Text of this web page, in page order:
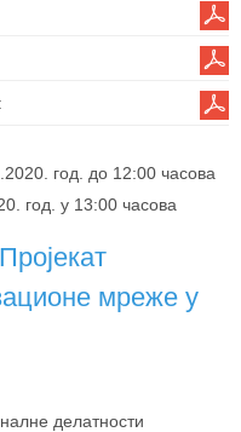
:
год. до 12:00 часова
год. у 13:00 часова
мреже у
делатности